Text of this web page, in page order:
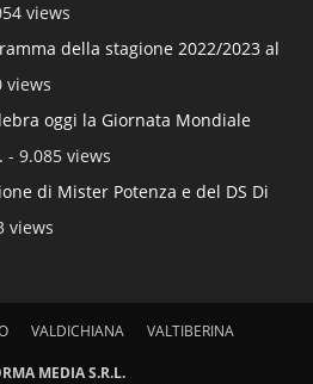
views
della stagione 2022/2023 al
views
oggi la Giornata Mondiale
- 9.085 views
di Mister Potenza e del DS Di
views
VALDICHIANA VALTIBERINA
MEDIA S.R.L.